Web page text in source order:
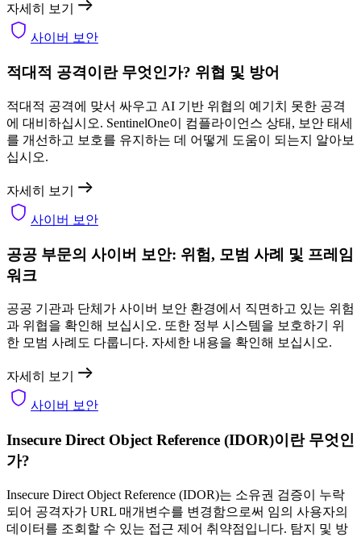
자세히 보기
사이버 보안
적대적 공격이란 무엇인가? 위협 및 방어
적대적 공격에 맞서 싸우고 AI 기반 위협의 예기치 못한 공격
에 대비하십시오. SentinelOne이 컴플라이언스 상태, 보안 태세
를 개선하고 보호를 유지하는 데 어떻게 도움이 되는지 알아보
십시오.
자세히 보기
사이버 보안
공공 부문의 사이버 보안: 위험, 모범 사례 및 프레임
워크
공공 기관과 단체가 사이버 보안 환경에서 직면하고 있는 위험
과 위협을 확인해 보십시오. 또한 정부 시스템을 보호하기 위
한 모범 사례도 다룹니다. 자세한 내용을 확인해 보십시오.
자세히 보기
사이버 보안
Insecure Direct Object Reference (IDOR)이란 무엇인
가?
Insecure Direct Object Reference (IDOR)는 소유권 검증이 누락
되어 공격자가 URL 매개변수를 변경함으로써 임의 사용자의
데이터를 조회할 수 있는 접근 제어 취약점입니다. 탐지 및 방